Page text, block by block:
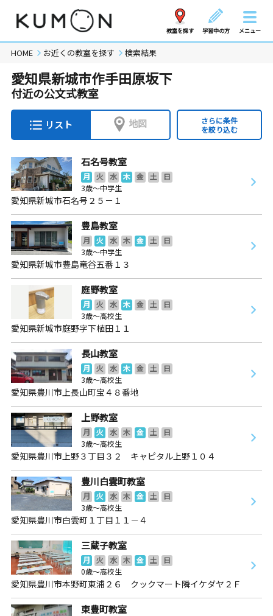
教室を探す 学習中の方 メニュー
HOME お近くの教室を探す 検索結果
愛知県新城市作手田原坂下
付近の公文式教室
リスト 地図
さらに条件
を絞り込む
石名号教室
月 火 水 木 金 土
日
3歳～中学生
愛知県新城市石名号２５－１
豊島教室
月 火 水 木 金 土
日
3歳～中学生
愛知県新城市豊島竜谷五番１３
庭野教室
月 火 水 木 金 土
日
3歳～高校生
愛知県新城市庭野字下植田１１
長山教室
月 火 水 木 金 土
日
3歳～高校生
愛知県豊川市上長山町宝４８番地
上野教室
月 火 水 木 金 土
日
3歳～高校生
愛知県豊川市上野３丁目３２ キャピタル上野１０４
豊川白雲町教室
月 火 水 木 金 土
日
3歳～高校生
愛知県豊川市白雲町１丁目１１－４
三蔵子教室
月 火 水 木 金 土
日
0歳～高校生
愛知県豊川市本野町東浦２６ クックマート隣イケダヤ２Ｆ
東豊町教室